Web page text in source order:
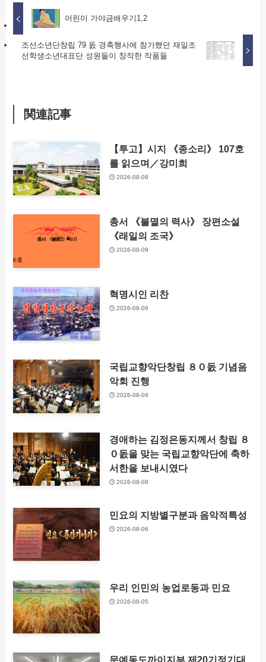
어린이 가야금배우기1,2
조선소년단창립 79 돐 경축행사에 참가했던 재일조
선학생소년대표단 성원들이 창작한 작품들
関連記事
【투고】시지 《종소리》 107호
를 읽으며／강미희
2026-08-09
총서 《불멸의 력사》 장편소설
《래일의 조국》
2026-08-09
혁명시인 리찬
2026-08-09
국립교향악단창립 ８０돐 기념음
악회 진행
2026-08-09
경애하는 김정은동지께서 창립 ８
０돐을 맞는 국립교향악단에 축하
서한을 보내시였다
2026-08-08
민요의 지방별구분과 음악적특성
2026-08-06
우리 인민의 농업로동과 민요
2026-08-05